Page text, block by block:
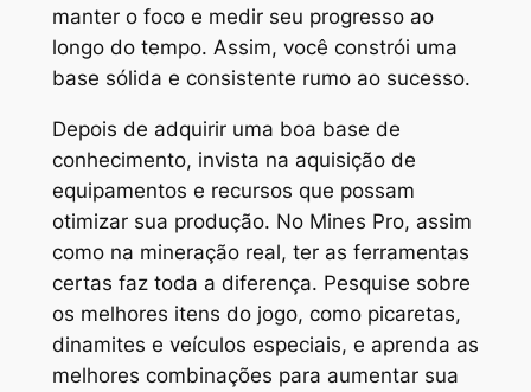
manter o foco e medir seu progresso ao
longo do tempo. Assim, você constrói uma
base sólida e consistente rumo ao sucesso.
Depois de adquirir uma boa base de
conhecimento, invista na aquisição de
equipamentos e recursos que possam
otimizar sua produção. No Mines Pro, assim
como na mineração real, ter as ferramentas
certas faz toda a diferença. Pesquise sobre
os melhores itens do jogo, como picaretas,
dinamites e veículos especiais, e aprenda as
melhores combinações para aumentar sua